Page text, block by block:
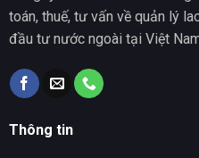
toán, thuế, tư vấn về quản lý
đầu tư nước ngoài tại Việt
Thông tin